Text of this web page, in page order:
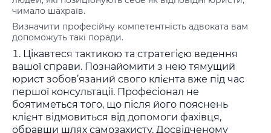
чимало шахраїв.
Визначити професійну компетентність адвоката вам
допоможуть такі поради.
Цікавтеся тактикою та стратегією ведення
вашої справи. Познайомити з нею тямущий
юрист зобов’язаний свого клієнта вже під час
першої консультації. Професіонал не
боятиметься того, що після його пояснень
клієнт відмовиться від допомоги фахівця,
обравши шлях самозахисту. Досвідченому